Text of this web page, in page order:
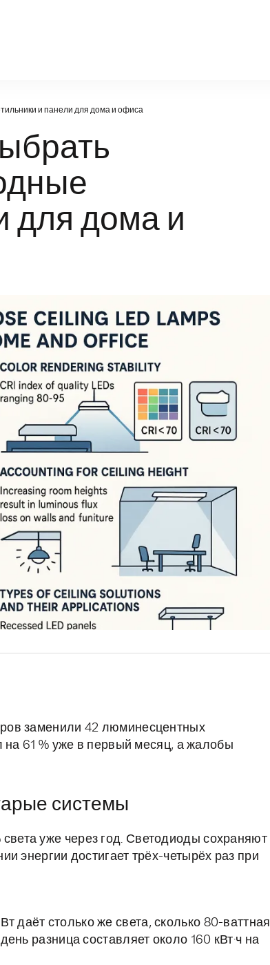
и панели для дома и офиса
для дома и
заменили 42 люминесцентных
на 61 % уже в первый месяц, а жалобы
системы
уже через год. Светодиоды сохраняют
энергии достигает трёх-четырёх раз при
даёт столько же света, сколько 80-ваттная
разница составляет около 160 кВт·ч на